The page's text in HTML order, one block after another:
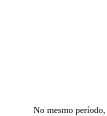
No mesmo